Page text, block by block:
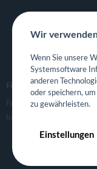
FOLGE UNS
Facebook
Instagram
Wir
Wenn Sie unsere
Systemsoftware
anderen
oder speichern,
zu gewährleisten.
Einstellungen